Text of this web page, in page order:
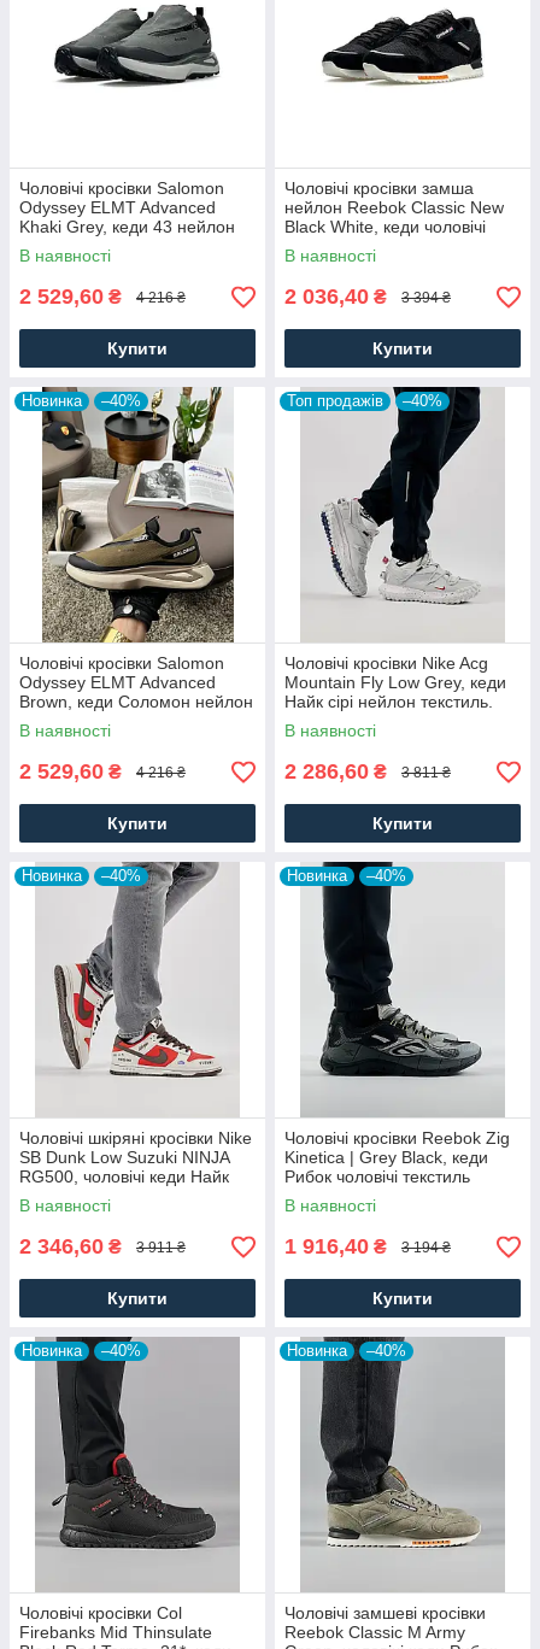
Чоловічі кросівки Salomon
Odyssey ELMT Advanced
Khaki Grey, кеди 43 нейлон
текстиль, Чоловіче взуття
В наявності
2 529,60 ₴ 4 216 ₴
Купити
Чоловічі кросівки замша
нейлон Reebok Classic New
Black White, кеди чоловічі
Рибок чорні. Чоловіче взуття
В наявності
2 036,40 ₴ 3 394 ₴
Купити
Новинка –40%
Чоловічі кросівки Salomon
Odyssey ELMT Advanced
Brown, кеди Соломон нейлон
текстиль коричневі, Чоловіче
взуття
В наявності
2 529,60 ₴ 4 216 ₴
Купити
Топ продажів –40%
Чоловічі кросівки Nike Acg
Mountain Fly Low Grey, кеди
Найк сірі нейлон текстиль.
Чоловіче взуття
В наявності
2 286,60 ₴ 3 811 ₴
Купити
Новинка –40%
Чоловічі шкіряні кросівки Nike
SB Dunk Low Suzuki NINJA
RG500, чоловічі кеди Найк
червоні, Чоловіче взуття
В наявності
2 346,60 ₴ 3 911 ₴
Купити
Новинка –40%
Чоловічі кросівки Reebok Zig
Kinetica | Grey Black, кеди
Рибок чоловічі текстиль
нейлон сірі. Чоловіче взуття
В наявності
1 916,40 ₴ 3 194 ₴
Купити
Новинка –40%
Чоловічі кросівки Col
Firebanks Mid Thinsulate
Новинка –40%
Чоловічі замшеві кросівки
Reebok Classic M Army